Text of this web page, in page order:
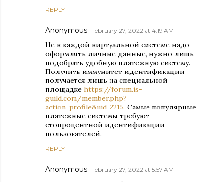
REPLY
Anonymous February 27, 2022 at 4:19 AM
Не в каждой виртуальной системе надо
оформлять личные данные, нужно лишь
подобрать удобную платежную систему.
Получить иммунитет идентификации
получается лишь на специальной
площадке https://forum.is-
guild.com/member.php?
action=profile&uid=2215. Самые популярные
платежные системы требуют
стопроцентной идентификации
пользователей.
REPLY
Anonymous February 27, 2022 at 5:57 AM